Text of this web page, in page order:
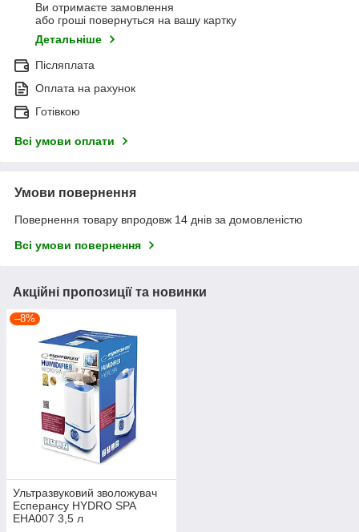
Ви отримаєте замовлення
або гроші повернуться на вашу картку
Детальніше
Післяплата
Оплата на рахунок
Готівкою
Всі умови оплати
Умови повернення
Повернення товару впродовж 14 днів за домовленістю
Всі умови повернення
Акційні пропозиції та новинки
–8%
Ультразвуковий зволожувач
Есперансу HYDRO SPA
EHA007 3,5 л